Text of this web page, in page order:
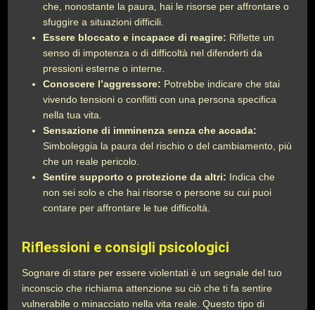
che, nonostante la paura, hai le risorse per affrontare o
sfuggire a situazioni difficili.
Essere bloccato e incapace di reagire: Riflette un
senso di impotenza o di difficoltà nel difenderti da
pressioni esterne o interne.
Conoscere l’aggressore: Potrebbe indicare che stai
vivendo tensioni o conflitti con una persona specifica
nella tua vita.
Sensazione di imminenza senza che accada:
Simboleggia la paura del rischio o del cambiamento, più
che un reale pericolo.
Sentire supporto o protezione da altri: Indica che
non sei solo e che hai risorse o persone su cui puoi
contare per affrontare le tue difficoltà.
Riflessioni e consigli psicologici
Sognare di stare per essere violentati è un segnale del tuo
inconscio che richiama attenzione su ciò che ti fa sentire
vulnerabile o minacciato nella vita reale. Questo tipo di